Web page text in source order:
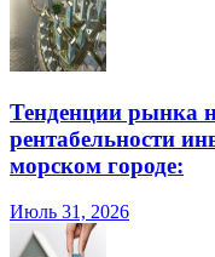
Тенденции рынка
рентабельности
морском городе:
Июль 31, 2026